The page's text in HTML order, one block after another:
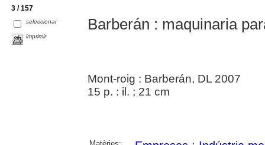
3 / 157
seleccionar
imprimir
Barberán : maquinaria
Mont-roig : Barberán, DL 2007
15 p. : il. ; 21 cm